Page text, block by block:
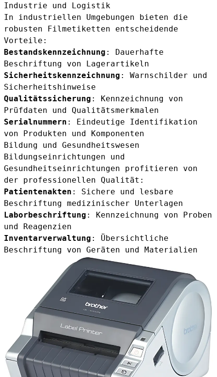
Industrie und Logistik
In industriellen Umgebungen bieten die
robusten Filmetiketten entscheidende
Vorteile:
Bestandskennzeichnung : Dauerhafte
Beschriftung von Lagerartikeln
Sicherheitskennzeichnung : Warnschilder und
Sicherheitshinweise
Qualitätssicherung : Kennzeichnung von
Prüfdaten und Qualitätsmerkmalen
Serialnummern : Eindeutige Identifikation
von Produkten und Komponenten
Bildung und Gesundheitswesen
Bildungseinrichtungen und
Gesundheitseinrichtungen profitieren von
der professionellen Qualität:
Patientenakten : Sichere und lesbare
Beschriftung medizinischer Unterlagen
Laborbeschriftung : Kennzeichnung von Proben
und Reagenzien
Inventarverwaltung : Übersichtliche
Beschriftung von Geräten und Materialien